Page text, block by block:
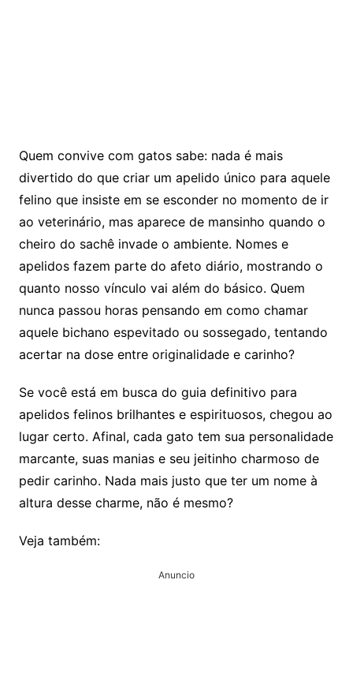
Quem convive com gatos sabe: nada é mais
divertido do que criar um apelido único para aquele
felino que insiste em se esconder no momento de ir
ao veterinário, mas aparece de mansinho quando o
cheiro do sachê invade o ambiente. Nomes e
apelidos fazem parte do afeto diário, mostrando o
quanto nosso vínculo vai além do básico. Quem
nunca passou horas pensando em como chamar
aquele bichano espevitado ou sossegado, tentando
acertar na dose entre originalidade e carinho?
Se você está em busca do guia definitivo para
apelidos felinos brilhantes e espirituosos, chegou ao
lugar certo. Afinal, cada gato tem sua personalidade
marcante, suas manias e seu jeitinho charmoso de
pedir carinho. Nada mais justo que ter um nome à
altura desse charme, não é mesmo?
Veja também:
Anuncio